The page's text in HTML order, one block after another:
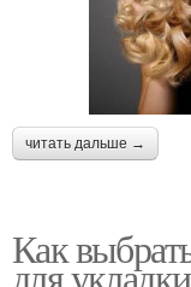
читать дальше →
Как